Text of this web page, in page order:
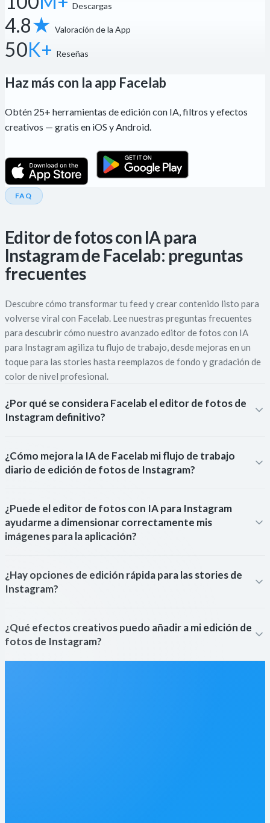
Descargas
4.8★ Valoración de la App
50K+ Reseñas
Haz más con la app Facelab
Obtén 25+ herramientas de edición con IA, filtros y efectos
creativos — gratis en iOS y Android.
FAQ
Editor de fotos con IA para
Instagram de Facelab: preguntas
frecuentes
Descubre cómo transformar tu feed y crear contenido listo para
volverse viral con Facelab. Lee nuestras preguntas frecuentes
para descubrir cómo nuestro avanzado editor de fotos con IA
para Instagram agiliza tu flujo de trabajo, desde mejoras en un
toque para las stories hasta reemplazos de fondo y gradación de
color de nivel profesional.
¿Por qué se considera Facelab el editor de fotos de
Instagram definitivo?
¿Cómo mejora la IA de Facelab mi flujo de trabajo
diario de edición de fotos de Instagram?
¿Puede el editor de fotos con IA para Instagram
ayudarme a dimensionar correctamente mis
imágenes para la aplicación?
¿Hay opciones de edición rápida para las stories de
Instagram?
¿Qué efectos creativos puedo añadir a mi edición de
fotos de Instagram?